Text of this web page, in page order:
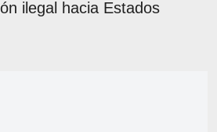
ilegal hacia Estados